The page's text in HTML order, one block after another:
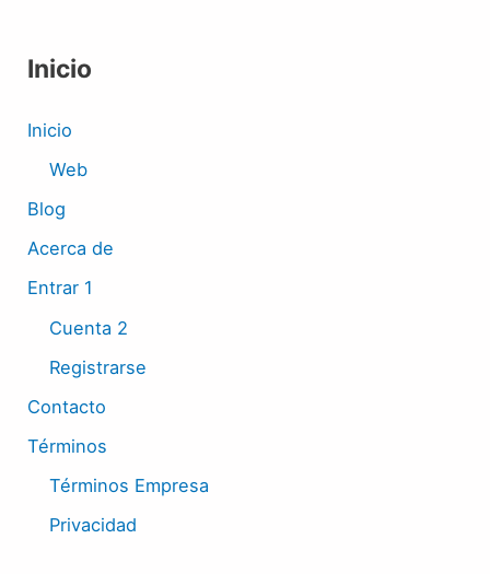
Inicio
Inicio
Web
Blog
Acerca de
Entrar 1
Cuenta 2
Registrarse
Contacto
Términos
Términos Empresa
Privacidad